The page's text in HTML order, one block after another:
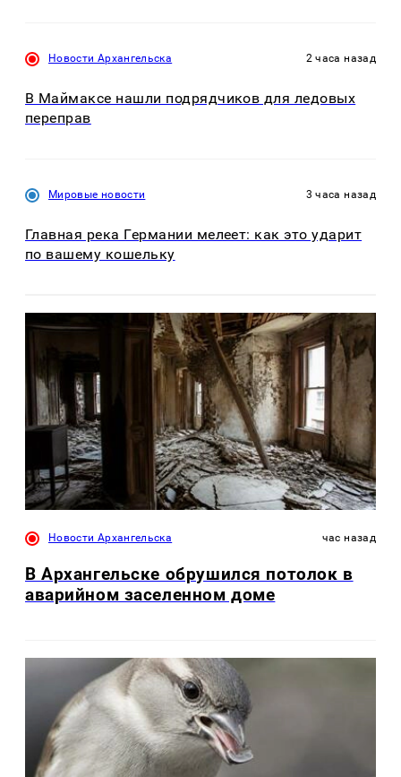
Новости Архангельска 2 часа назад
В Маймаксе нашли подрядчиков для ледовых
переправ
Мировые новости 3 часа назад
Главная река Германии мелеет: как это ударит
по вашему кошельку
Новости Архангельска час назад
В Архангельске обрушился потолок в
аварийном заселенном доме